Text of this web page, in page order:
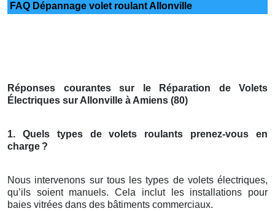
FAQ Dépannage volet roulant Allonville
Réponses courantes sur le Réparation de Volets
Électriques sur Allonville à Amiens (80)
1. Quels types de volets roulants prenez-vous en
charge ?
Nous intervenons sur tous les types de volets électriques,
qu’ils soient manuels. Cela inclut les installations pour
baies vitrées dans des bâtiments commerciaux.